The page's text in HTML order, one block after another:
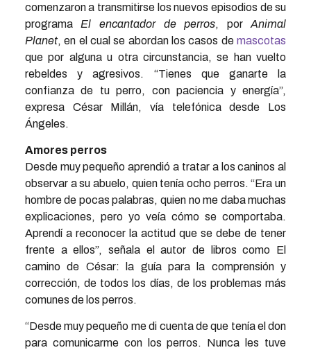
comenzaron a transmitirse los nuevos episodios de su
programa El encantador de perros, porAnimal
Planet, en el cual se abordan los casos demascotas
que por alguna u otra circunstancia, se han vuelto
rebeldes y agresivos. “Tienes que ganarte la
confianza de tu perro, con paciencia y energía”,
expresa César Millán, vía telefónica desde Los
Ángeles.
Amores perros
Desde muy pequeño aprendió a tratar a los caninos al
observar a su abuelo, quien tenía ocho perros. “Era un
hombre de pocas palabras, quien no me daba muchas
explicaciones, pero yo veía cómo se comportaba.
Aprendí a reconocer la actitud que se debe de tener
frente a ellos”, señala el autor de libros como El
camino de César: la guía para la comprensión y
corrección, de todos los días, de los problemas más
comunes de los perros.
“Desde muy pequeño me di cuenta de que tenía el don
para comunicarme con los perros. Nunca les tuve